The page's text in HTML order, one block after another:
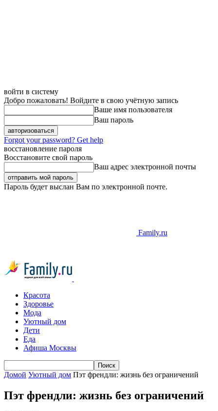
войти в систему
Добро пожаловать! Войдите в свою учётную запись
Ваше имя пользователя
Ваш пароль
Forgot your password? Get help
восстановление пароля
Восстановите свой пароль
Ваш адрес электронной почты
Пароль будет выслан Вам по электронной почте.
Family.ru
Красота
Здоровье
Мода
Уютный дом
Дети
Еда
Афиша Москвы
Домой Уютный дом Пэт френдли: жизнь без ограничений
Пэт френдли: жизнь без ограничений